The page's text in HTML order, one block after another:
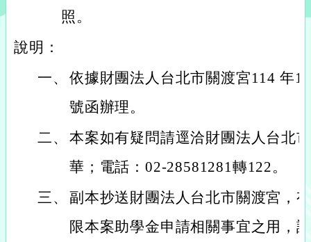
照。
說明：
一、 依據財團法人台北市關渡宮114 年1
號函辦理。
二、 本案如有疑問請逕洽財團法人台北
華；電話：02-28581281轉122。
三、 副本抄送財團法人台北市關渡宮，
限本案助學金申請相關事宜之用，